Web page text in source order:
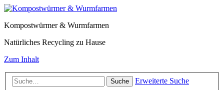
Kompostwürmer & Wurmfarmen
Natürliches Recycling zu Hause
Zum Inhalt
Suche Erweiterte Suche